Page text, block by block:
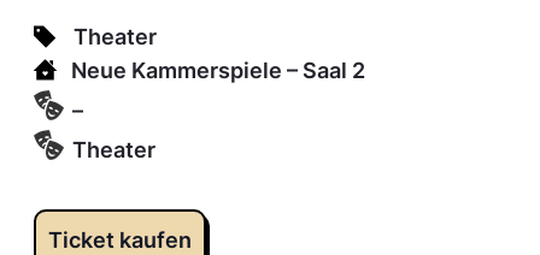
Theater
Neue Kammerspiele – Saal 2
–
Theater
Ticket kaufen